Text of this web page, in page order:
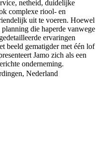
netheid, duidelijke
complexe riool- en
uit te voeren. Hoewel
die haperde vanwege
ervaringen
beeld gematigder met één lof
Jamo zich als een
onderneming.
Nederland